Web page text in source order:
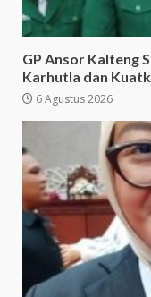
GP Ansor Kalteng
Karhutla dan
6 Agustus 2026